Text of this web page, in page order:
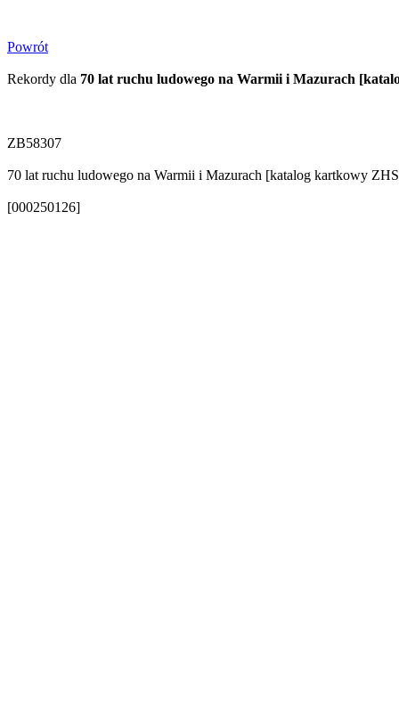
Powrót
Rekordy dla 70 lat ruchu ludowego na Warmii i Mazurach
ZB58307
70 lat ruchu ludowego na Warmii i Mazurach [katalog kartkowy
[000250126]